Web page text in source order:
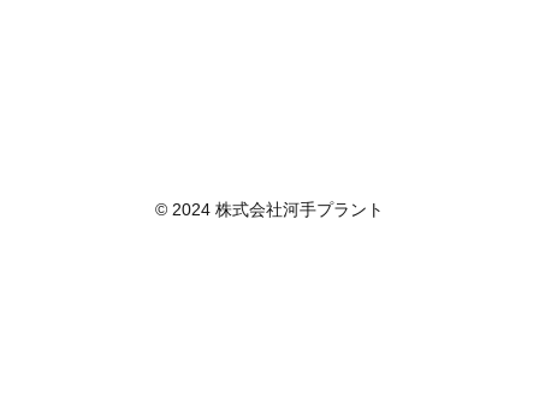
© 2024 株式会社河手プラント